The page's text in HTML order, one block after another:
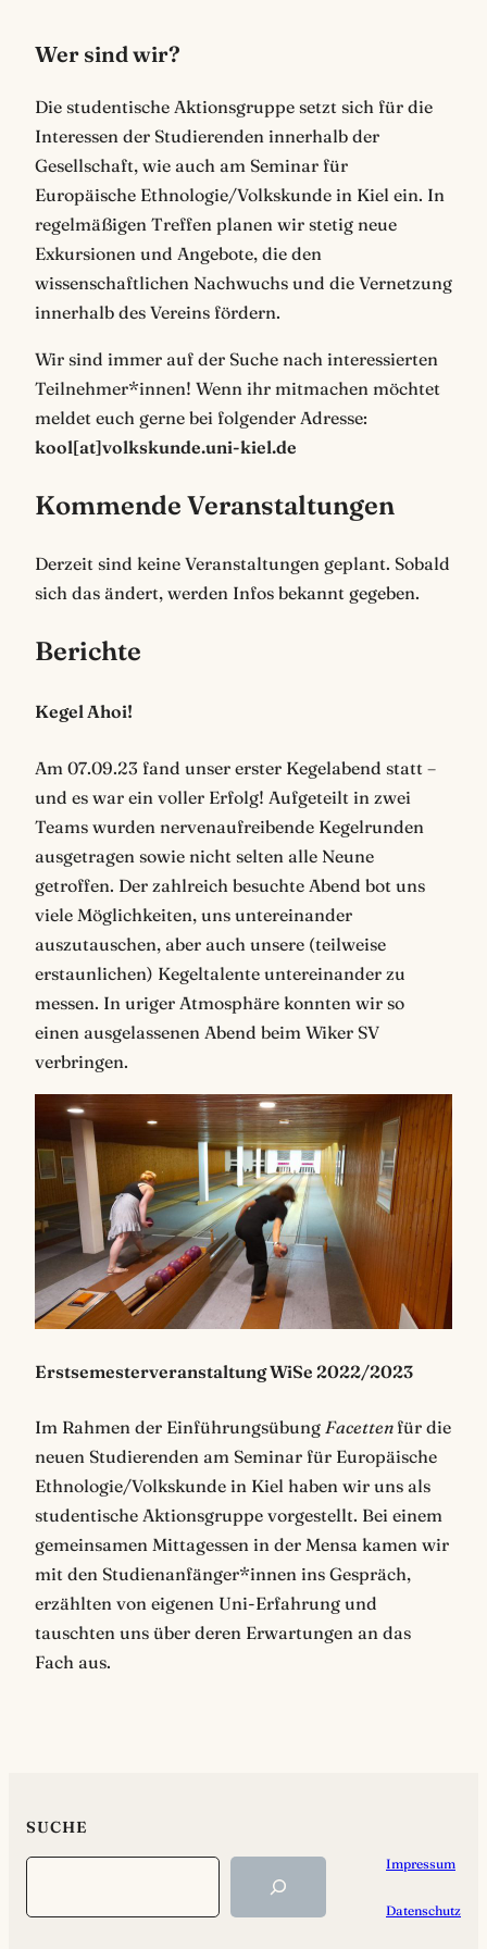
Wer sind wir?
Die studentische Aktionsgruppe setzt sich für die
Interessen der Studierenden innerhalb der
Gesellschaft, wie auch am Seminar für
Europäische Ethnologie/Volkskunde in Kiel ein. In
regelmäßigen Treffen planen wir stetig neue
Exkursionen und Angebote, die den
wissenschaftlichen Nachwuchs und die Vernetzung
innerhalb des Vereins fördern.
Wir sind immer auf der Suche nach interessierten
Teilnehmer*innen! Wenn ihr mitmachen möchtet
meldet euch gerne bei folgender Adresse:
kool[at]volkskunde.uni-kiel.de
Kommende Veranstaltungen
Derzeit sind keine Veranstaltungen geplant. Sobald
sich das ändert, werden Infos bekannt gegeben.
Berichte
Kegel Ahoi!
Am 07.09.23 fand unser erster Kegelabend statt –
und es war ein voller Erfolg! Aufgeteilt in zwei
Teams wurden nervenaufreibende Kegelrunden
ausgetragen sowie nicht selten alle Neune
getroffen. Der zahlreich besuchte Abend bot uns
viele Möglichkeiten, uns untereinander
auszutauschen, aber auch unsere (teilweise
erstaunlichen) Kegeltalente untereinander zu
messen. In uriger Atmosphäre konnten wir so
einen ausgelassenen Abend beim Wiker SV
verbringen.
Erstsemesterveranstaltung WiSe 2022/2023
Im Rahmen der Einführungsübung Facetten für die
neuen Studierenden am Seminar für Europäische
Ethnologie/Volkskunde in Kiel haben wir uns als
studentische Aktionsgruppe vorgestellt. Bei einem
gemeinsamen Mittagessen in der Mensa kamen wir
mit den Studienanfänger*innen ins Gespräch,
erzählten von eigenen Uni-Erfahrung und
tauschten uns über deren Erwartungen an das
Fach aus.
SUCHE
Impressum
Datenschutz